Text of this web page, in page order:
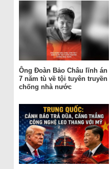
Ông Đoàn Bảo Châu lĩnh án
7 năm tù về tội tuyên truyền
chống nhà nước